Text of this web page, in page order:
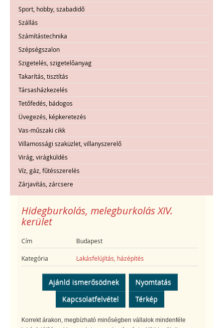
Sport, hobby, szabadidő
Szállás
Számítástechnika
Szépségszalon
Szigetelés, szigetelőanyag
Takarítás, tisztítás
Társasházkezelés
Tetőfedés, bádogos
Üvegezés, képkeretezés
Vas-műszaki cikk
Villamossági szaküzlet, villanyszerelő
Virág, virágküldés
Víz, gáz, fűtésszerelés
Zárjavítás, zárcsere
Hidegburkolás, melegburkolás XIV.
kerület
Cím Budapest
Kategória Lakásfelújítás, házépítés
Ajánld ismerősödnek
Nyomtatás
Kapcsolatfelvétel
Térkép
Korrekt árakon, megbízható minőségben vállalok mindenféle